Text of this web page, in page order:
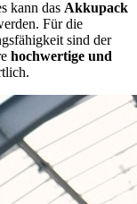
kann das Akkupack
Für die
sind der
hochwertige und